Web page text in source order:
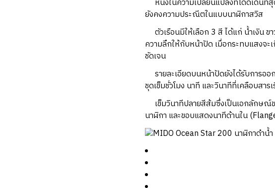
หนึ่งในความเปลี่ยนแปลงที่โดดเด่นที่
ยังคงความประณีตในแบบนาฬิกาสวิส
ตัวเรือนมีให้เลือก 3 สี ได้แก่ น้ำเงิน
ความลึกให้กับหน้าปัด เมื่อกระทบแสงจะ
ชัดเจน
รายละเอียดบนหน้าปัดยังได้รับการอ
ชุดเข็มชั่วโมง นาที และวินาทีที่เคลือบสา
เข็มวินาทีปลายสีส้มซึ่งเป็นเอกลักษณ์
นาฬิกา และขอบแสดงนาทีด้านใน